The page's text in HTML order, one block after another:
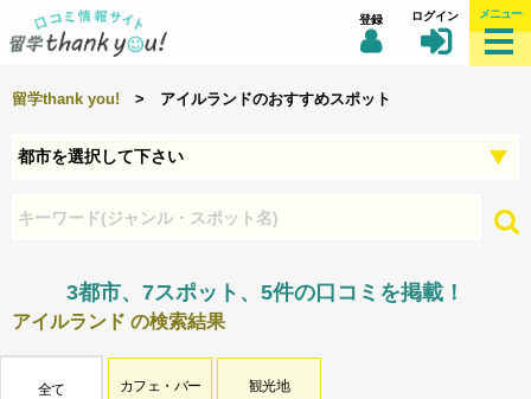
登録 ログイン メニュー
留学thank you! > アイルランドのおすすめスポット
3都市、7スポット、5件の口コミを掲載！
アイルランド の検索結果
全て カフェ・バー 観光地